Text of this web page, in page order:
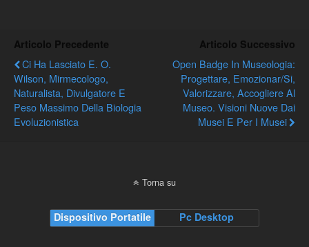
Articolo Precedente
Ci Ha Lasciato E. O.
Wilson, Mirmecologo,
Naturalista, Divulgatore E
Peso Massimo Della Biologia
Evoluzionistica
Articolo Successivo
Open Badge In Museologia:
Progettare, Emozionar/si,
Valorizzare, Accogliere Al
Museo. Visioni Nuove Dai
Musei E Per I Musei
Torna su
Dispositivo Portatile Pc Desktop